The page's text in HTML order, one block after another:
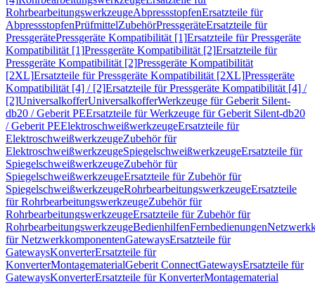
RohrbearbeitungswerkzeugeAbpressstopfenErsatzteile für
AbpressstopfenPrüfmittelZubehörPressgeräteErsatzteile für
PressgerätePressgeräte Kompatibilität [1]Ersatzteile für Pressgeräte
Kompatibilität [1]Pressgeräte Kompatibilität [2]Ersatzteile für
Pressgeräte Kompatibilität [2]Pressgeräte Kompatibilität
[2XL]Ersatzteile für Pressgeräte Kompatibilität [2XL]Pressgeräte
Kompatibilität [4] / [2]Ersatzteile für Pressgeräte Kompatibilität [4] /
[2]UniversalkofferUniversalkofferWerkzeuge für Geberit Silent-
db20 / Geberit PEErsatzteile für Werkzeuge für Geberit Silent-db20
/ Geberit PEElektroschweißwerkzeugeErsatzteile für
ElektroschweißwerkzeugeZubehör für
ElektroschweißwerkzeugeSpiegelschweißwerkzeugeErsatzteile für
SpiegelschweißwerkzeugeZubehör für
SpiegelschweißwerkzeugeErsatzteile für Zubehör für
SpiegelschweißwerkzeugeRohrbearbeitungswerkzeugeErsatzteile
für RohrbearbeitungswerkzeugeZubehör für
RohrbearbeitungswerkzeugeErsatzteile für Zubehör für
RohrbearbeitungswerkzeugeBedienhilfenFernbedienungen
für NetzwerkkomponentenGatewaysErsatzteile für
GatewaysKonverterErsatzteile für
KonverterMontagematerialGeberit ConnectGatewaysErsatzteile für
GatewaysKonverterErsatzteile für KonverterMontagematerial